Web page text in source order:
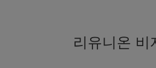
리유니온 비